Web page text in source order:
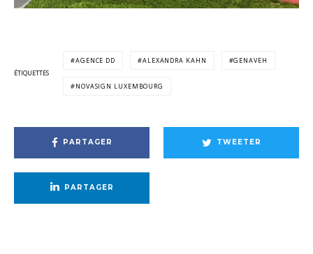
ÉTIQUETTES
AGENCE DD ALEXANDRA KAHN GENAVEH
NOVASIGN LUXEMBOURG
PARTAGER TWEETER
PARTAGER